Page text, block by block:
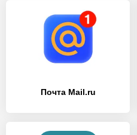
Почта Mail.ru